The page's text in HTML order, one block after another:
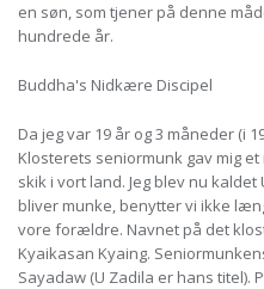
en søn, som tjener på denne
hundrede år.
Buddha's Nidkære Discipel
Da jeg var 19 år og 3 måneder (i
Klosterets seniormunk gav mig
skik i vort land. Jeg blev nu
bliver munke, benytter vi ikke
vore forældre. Navnet på det
Kyaikasan Kyaing.
Sayadaw (U Zadila er hans titel).